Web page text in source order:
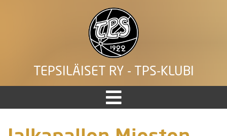
TEPSILÄISET RY - TPS-KLUBI